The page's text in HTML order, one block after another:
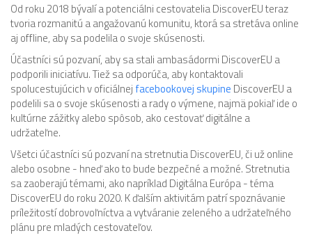
Od roku 2018 bývalí a potenciálni cestovatelia DiscoverEU teraz
tvoria rozmanitú a angažovanú komunitu, ktorá sa stretáva online
aj offline, aby sa podelila o svoje skúsenosti.
Účastníci sú pozvaní, aby sa stali ambasádormi DiscoverEU a
podporili iniciatívu. Tiež sa odporúča, aby kontaktovali
spolucestujúcich v oficiálnej facebookovej skupine DiscoverEU a
podelili sa o svoje skúsenosti a rady o výmene, najmä pokiaľ ide o
kultúrne zážitky alebo spôsob, ako cestovať digitálne a
udržateľne.
Všetci účastníci sú pozvaní na stretnutia DiscoverEU, či už online
alebo osobne - hneď ako to bude bezpečné a možné. Stretnutia
sa zaoberajú témami, ako napríklad Digitálna Európa - téma
DiscoverEU do roku 2020. K ďalším aktivitám patrí spoznávanie
príležitostí dobrovoľníctva a vytváranie zeleného a udržateľného
plánu pre mladých cestovateľov.